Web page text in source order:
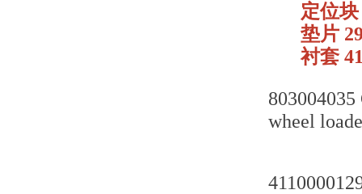
定位块
垫片
衬套
wheel